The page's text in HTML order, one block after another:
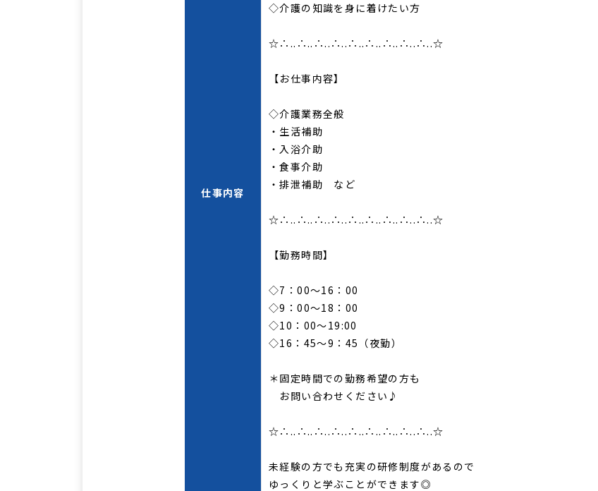
仕事内容
◇介護の知識を身に着けたい方
☆∴..∴..∴..∴..∴..∴..∴..∴..∴..☆
【お仕事内容】
◇介護業務全般
・生活補助
・入浴介助
・食事介助
・排泄補助 など
☆∴..∴..∴..∴..∴..∴..∴..∴..∴..☆
【勤務時間】
◇7：00～16：00
◇9：00～18：00
◇10：00～19:00
◇16：45～9：45（夜勤）
＊固定時間での勤務希望の方も
お問い合わせください♪
☆∴..∴..∴..∴..∴..∴..∴..∴..∴..☆
未経験の方でも充実の研修制度があるので
ゆっくりと学ぶことができます◎